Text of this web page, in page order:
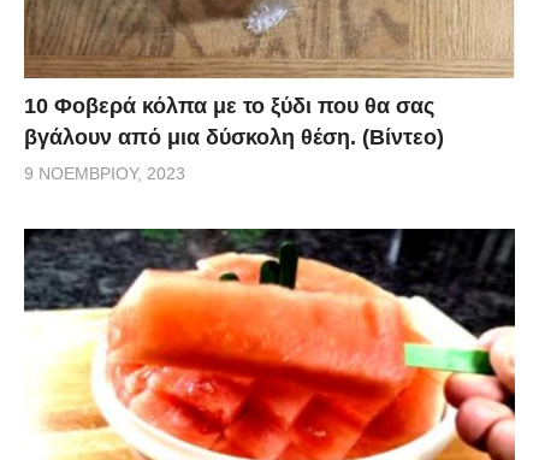
10 Φοβερά κόλπα με το ξύδι που θα σας
βγάλουν από μια δύσκολη θέση. (Βίντεο)
9 ΝΟΕΜΒΡΊΟΥ, 2023